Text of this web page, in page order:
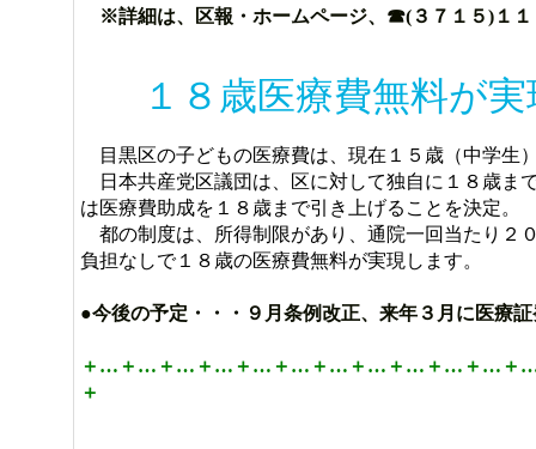
※詳細は、区報・ホームページ、☎(３７１５)１１
１８歳医療費無料
目黒区の子どもの医療費は、現在１５歳（中学生
日本共産党区議団は、区に対して独自に１８歳ま
は医療費助成を１８歳まで引き上げることを決定。
都の制度は、所得制限があり、通院一回当たり２
負担なしで１８歳の医療費無料が実現します。
●今後の予定・・・９月条例改正、来年３月に医療
＋…＋…＋…＋…＋…＋…＋…＋…＋…＋…＋…
＋